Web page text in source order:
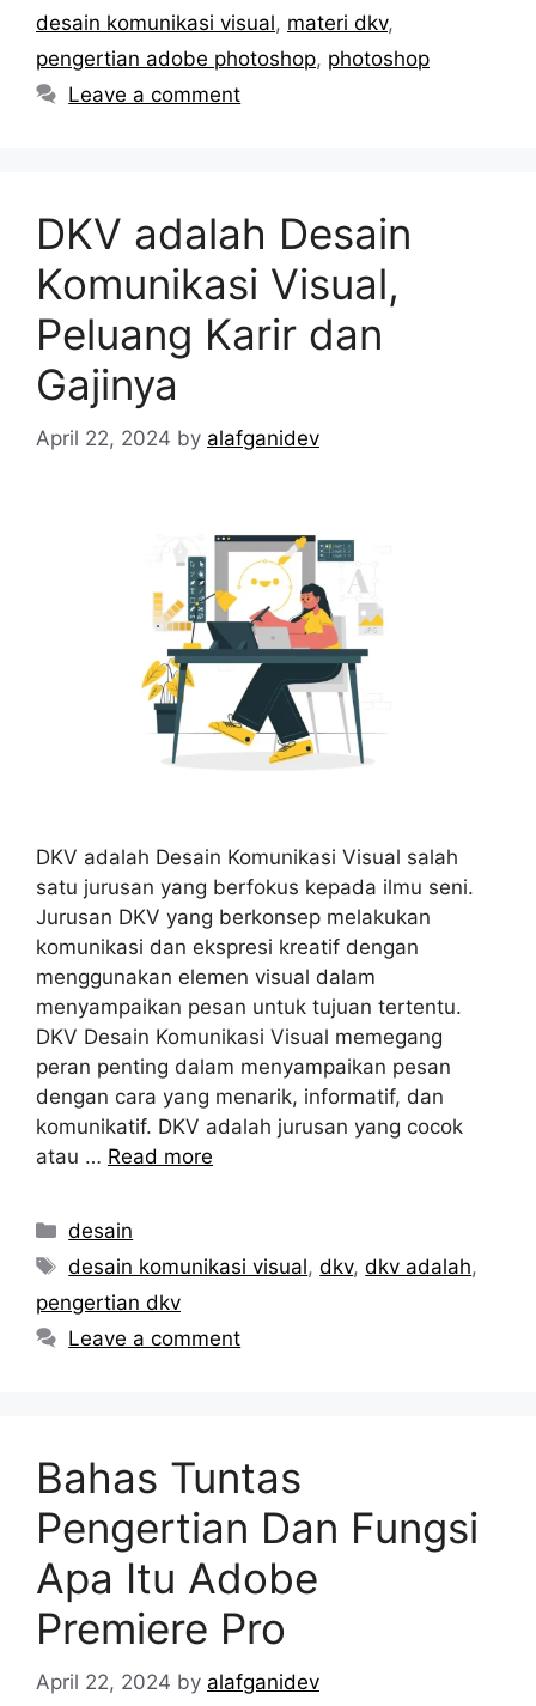
desain komunikasi visual, materi dkv,
pengertian adobe photoshop, photoshop
Leave a comment
DKV adalah Desain
Komunikasi Visual,
Peluang Karir dan
Gajinya
April 22, 2024 by alafganidev
DKV adalah Desain Komunikasi Visual salah
satu jurusan yang berfokus kepada ilmu seni.
Jurusan DKV yang berkonsep melakukan
komunikasi dan ekspresi kreatif dengan
menggunakan elemen visual dalam
menyampaikan pesan untuk tujuan tertentu.
DKV Desain Komunikasi Visual memegang
peran penting dalam menyampaikan pesan
dengan cara yang menarik, informatif, dan
komunikatif. DKV adalah jurusan yang cocok
atau … Read more
Categories
desain
Tags
desain komunikasi visual,dkv,dkv adalah,
pengertian dkv
Leave a comment
Bahas Tuntas
Pengertian Dan Fungsi
Apa Itu Adobe
Premiere Pro
April 22, 2024 by alafganidev